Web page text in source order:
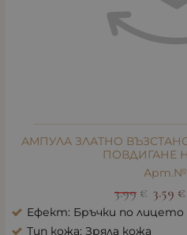
АМПУЛА ЗЛАТНО
ПОВДИГАНЕ
Арт.№:
3.99 € 3.59 €
Ефект: Бръчки по лицето
Тип кожа: Зряла кожа